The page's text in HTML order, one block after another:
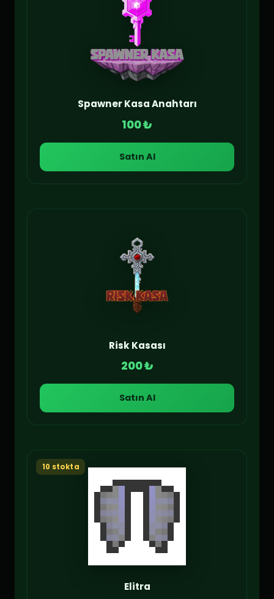
Spawner Kasa Anahtarı
100 ₺
Satın Al
Risk Kasası
200 ₺
Satın Al
10 stokta
Elitra